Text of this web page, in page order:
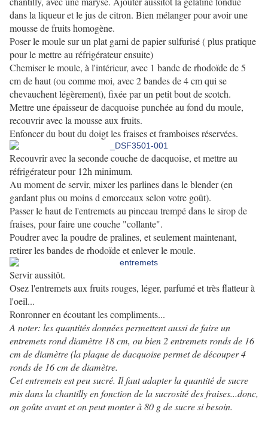
dans la liqueur et le jus de citron. Bien mélanger pour avoir une
mousse de fruits homogène.
Poser le moule sur un plat garni de papier sulfurisé ( plus pratique
pour le mettre au réfrigérateur ensuite)
Chemiser le moule, à l'intérieur, avec 1 bande de rhodoïde de 5
cm de haut (ou comme moi, avec 2 bandes de 4 cm qui se
chevauchent légèrement), fixée par un petit bout de scotch.
Mettre une épaisseur de dacquoise punchée au fond du moule,
recouvrir avec la mousse aux fruits.
Enfoncer du bout du doigt les fraises et framboises réservées.
Recouvrir avec la seconde couche de dacquoise, et mettre au
réfrigérateur pour 12h minimum.
Au moment de servir, mixer les parlines dans le blender (en
gardant plus ou moins d emorceaux selon votre goût).
Passer le haut de l'entremets au pinceau trempé dans le sirop de
fraises, pour faire une couche "collante".
Poudrer avec la poudre de pralines, et seulement maintenant,
retirer les bandes de rhodoïde et enlever le moule.
Servir aussitôt.
Osez l'entremets aux fruits rouges, léger, parfumé et très flatteur à
l'oeil...
Ronronner en écoutant les compliments...
A noter: les quantités données permettent aussi de faire un
entremets rond diamètre 18 cm, ou bien 2 entremets ronds de 16
cm de diamètre (la plaque de dacquoise permet de découper 4
ronds de 16 cm de diamètre.
Cet entremets est peu sucré. Il faut adapter la quantité de sucre
mis dans la chantilly en fonction de la sucrosité des fraises...donc,
on goûte avant et on peut monter à 80 g de sucre si besoin.